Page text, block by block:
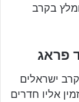
בקרב
פראג
ישראלים
אליו חדרים